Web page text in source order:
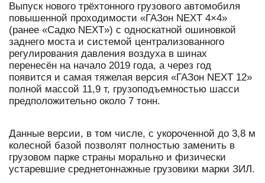
Выпуск нового трёхтонного грузового автомобиля
повышенной проходимости «ГАЗон NEXT 4×4»
(ранее «Садко NEXT») с односкатной ошиновкой
заднего моста и системой централизованного
регулирования давления воздуха в шинах
перенесён на начало 2019 года, а через год
появится и самая тяжелая версия «ГАЗон NEXT 12»
полной массой 11,9 т, грузоподъемностью шасси
предположительно около 7 тонн.
Данные версии, в том числе, с укороченной до 3,8 м
колесной базой позволят полностью заменить в
грузовом парке страны морально и физически
устаревшие среднетоннажные грузовики марки ЗИЛ.